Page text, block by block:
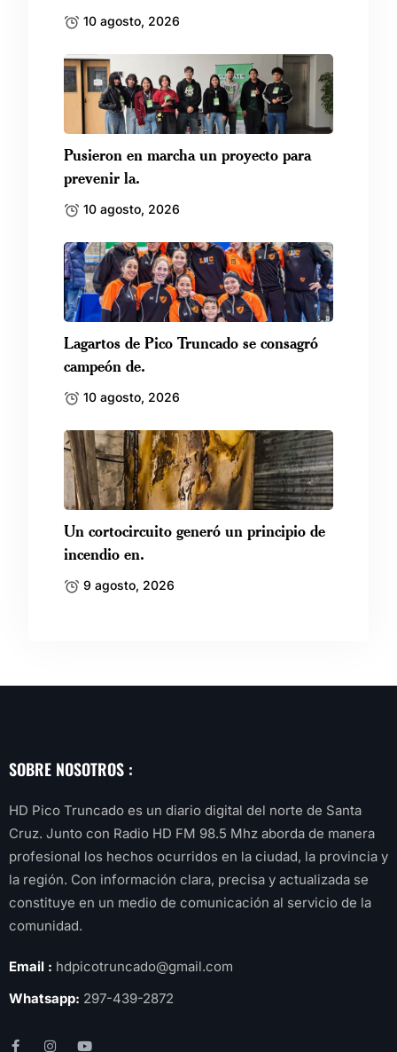
10 agosto, 2026
Pusieron en marcha un proyecto para
prevenir la.
10 agosto, 2026
Lagartos de Pico Truncado se consagró
campeón de.
10 agosto, 2026
Un cortocircuito generó un principio de
incendio en.
9 agosto, 2026
SOBRE NOSOTROS :
HD Pico Truncado es un diario digital del norte de Santa
Cruz. Junto con Radio HD FM 98.5 Mhz aborda de manera
profesional los hechos ocurridos en la ciudad, la provincia y
la región. Con información clara, precisa y actualizada se
constituye en un medio de comunicación al servicio de la
comunidad.
Email : hdpicotruncado@gmail.com
Whatsapp: 297-439-2872